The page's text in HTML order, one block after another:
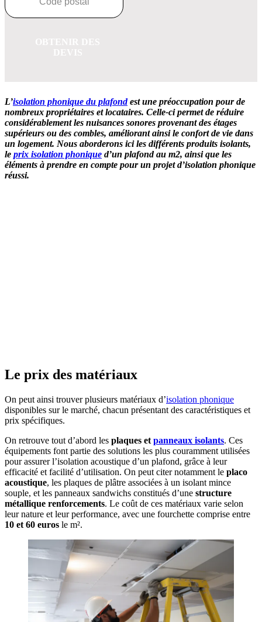
L’isolation phonique du plafondest une préoccupation pour de
nombreux propriétaires et locataires. Celle-ci permet de réduire
considérablement les nuisances sonores provenant des étages
supérieurs ou des combles, améliorant ainsi le confort de vie dans
un logement. Nous aborderons ici les différents produits isolants,
le prix isolation phonique d’un plafond au m2, ainsi que les
éléments à prendre en compte pour un projet d’isolation phonique
réussi.
Le prix des matériaux
On peut ainsi trouver plusieurs matériaux d’isolation phonique
disponibles sur le marché, chacun présentant des caractéristiques et
prix spécifiques.
On retrouve tout d’abord les plaques et panneaux isolants. Ces
équipements font partie des solutions les plus couramment utilisées
pour assurer l’isolation acoustique d’un plafond, grâce à leur
efficacité et facilité d’utilisation. On peut citer notamment le placo
acoustique, les plaques de plâtre associées à un isolant mince
souple, et les panneaux sandwichs constitués d’une structure
métallique renforcements. Le coût de ces matériaux varie selon
leur nature et leur performance, avec une fourchette comprise entre
10 et 60 euros le m².